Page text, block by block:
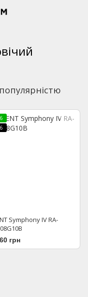
6
6
Symphony IV RA-
грн